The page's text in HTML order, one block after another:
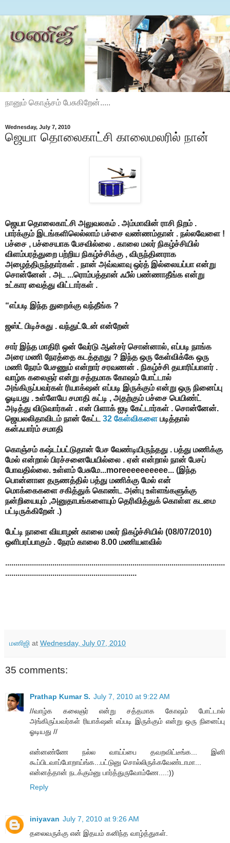
நானும் கொஞ்சம் பேசுகிறேன்.....
Wednesday, July 7, 2010
ஜெயா தொலைகாட்சி காலைமலரில் நான்
ஜெயா தொலைகாட்சி அலுவலகம் . அம்மாவின் ராசி நிறம் .
பார்க்கும் இடங்களிலெல்லாம் பச்சை வண்ணம்தான் . நல்லவேளை !
பச்சை , பச்சையாக பேசவில்லை . காலை மலர் நிகழ்ச்சியில்
விளம்பரத்துறை பற்றிய நிகழ்ச்சிக்கு , விருந்தினராக
அழைத்திருந்தார்கள் . நான் அவ்வளவு ஒர்த் இல்லையப்பா என்று
சொன்னேன் . அட ...ரொம்பத்தான் ஃபீல் பண்ணாதீங்க என்று
உட்கார வைத்து விட்டார்கள் .
“எப்படி இந்த துறைக்கு வந்தீங்க ?
ஜஸ்ட் பிடிச்சுது . வந்துட்டேன் என்றேன்
சார் இந்த மாதிரி ஒன் வேர்டு ஆன்சர் சொன்னால், எப்படி நாங்க
அரை மணி நேரத்தை கடத்தறது ? இந்த ஒரு கேள்விக்கே ஒரு
மணி நேரம் பேசணும் என்றார் சரவணன் . நிகழ்ச்சி தயாரிப்பாளர் .
வாழ்க கலைஞர் என்று சத்தமாக கோஷம் போட்டால்
அங்கிருப்பவர்கள் ரியாக்‌ஷன் எப்படி இருக்கும் என்று ஒரு நினைப்பு
ஓடியது . உள்ளேயே சமாதி கட்டி , அதற்கும் பச்சை பெயிண்ட்
அடித்து விடுவார்கள் . என் பிளாக் ஐடி கேட்டார்கள் . சொன்னேன்.
ஜெயலலிதாவிடம் நான் கேட்ட 32 கேள்விகளை படித்தால்
கன்ஃபார்ம் சமாதி
கொஞ்சம் கஷ்டப்பட்டுதான் பேச வேண்டியிருந்தது . பத்து மணிக்கு
மேல் என்றால் பிரச்சனையேயில்லை . ஏன் என்றால் நான் பேசப்
போவதில்லை. உள்ளம் பேசுமே...moreeeeeeeeee... (இந்த
பொன்னான தருணத்தில் பத்து மணிக்கு மேல் என்
மொக்கைகளை சகித்துக் கொண்ட அன்பு உள்ளங்களுக்கு
நன்றியையும் ,அனுதாபங்களையும் தெரிவித்துக் கொள்ள கடமை
பட்டிருக்கிறேன் .)
பேட்டி நாளை வியாழன் காலை மலர் நிகழ்ச்சியில் (08/07/2010)
ஒளிபரப்பாகும் . நேரம் காலை 8.00 மணியளவில்
...........................................................................................................
................................................................
மணிஜி at Wednesday, July 07, 2010
35 comments:
Prathap Kumar S. July 7, 2010 at 9:22 AM
//வாழ்க கலைஞர் என்று சத்தமாக கோஷம் போட்டால்
அங்கிருப்பவர்கள் ரியாக்‌ஷன் எப்படி இருக்கும் என்று ஒரு நினைப்பு
ஓடியது //
என்னண்ணே நல்ல வாய்ப்பை தவறவிட்டீங்க... இனி
கூப்பிடவாப்போறாய்ங்க...பட்டுனு சொல்லிருக்கவேண்டாமா...
என்னத்தான் நடக்கும்னு பார்த்துருவோம்ணே....:))
Reply
iniyavan July 7, 2010 at 9:26 AM
தலைவருக்கு என் இதயம் கனிந்த வாழ்த்துகள்.